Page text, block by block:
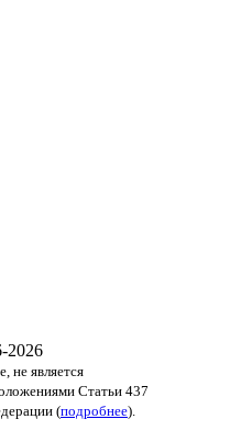
2026
не является
Статьи 437
(подробнее).